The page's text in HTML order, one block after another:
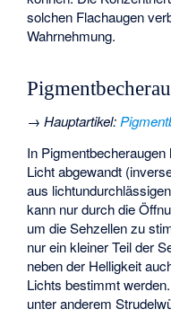
solchen Flachaugen
Wahrnehmung.
→Hauptartikel:
In
Licht abgewandt
aus
kann nur durch die
um die Sehzellen zu
nur ein kleiner Teil der
neben der Helligkeit
Lichts bestimmt
unter anderem